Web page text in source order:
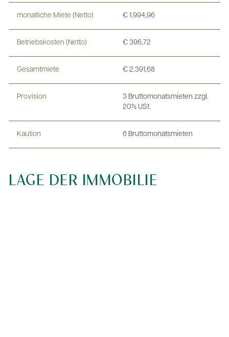
monatliche Miete (Netto) € 1.994,96
Betriebskosten (Netto) € 396,72
Gesamtmiete € 2.391,68
Provision
3 Bruttomonatsmieten zzgl.
20% USt.
Kaution 6 Bruttomonatsmieten
LAGE DER IMMOBILIE